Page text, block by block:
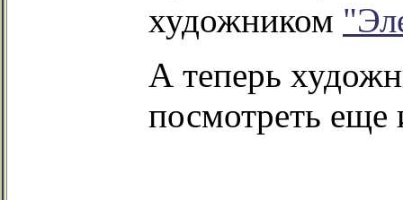
художником
А теперь
посмотреть